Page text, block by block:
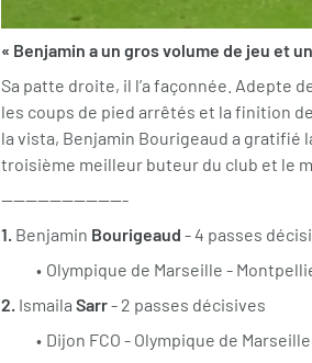
« Benjamin a un gros volume de jeu et
Sa patte droite, il l’a façonnée. Adepte
les coups de pied arrêtés et la finition
la vista, Benjamin Bourigeaud a gratifié
troisième meilleur buteur du club et le
---------------------
1. Benjamin Bourigeaud - 4 passes
Olympique de Marseille -
2. Ismaila Sarr- 2 passes décisives
Dijon FCO - Olympique de Marseille